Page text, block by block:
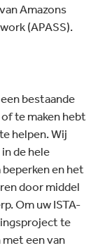
Amazons
(APASS).
bestaande
te maken hebt
helpen. Wij
de hele
en het
door middel
Om uw ISTA-
te
een van